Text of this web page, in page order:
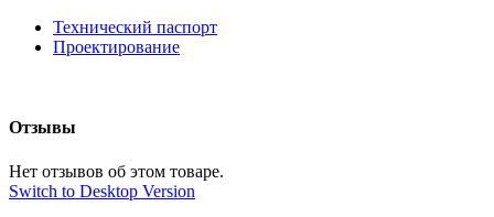
Технический паспорт
Проектирование
Отзывы
Нет отзывов об этом товаре.
Switch to Desktop Version